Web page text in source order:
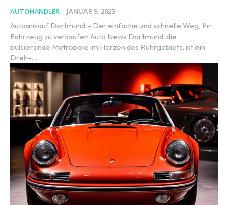
AUTOHÄNDLER - JANUAR 9, 2025
Autoankauf Dortmund – Der einfache und schnelle Weg, Ihr
Fahrzeug zu verkaufen Auto News Dortmund, die
pulsierende Metropole im Herzen des Ruhrgebiets, ist ein
Dreh-...